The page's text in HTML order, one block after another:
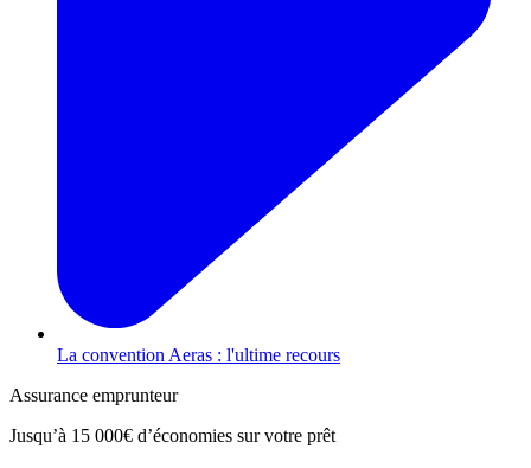
La convention Aeras : l'ultime recours
Assurance emprunteur
Jusqu’à 15 000€ d’économies sur votre prêt